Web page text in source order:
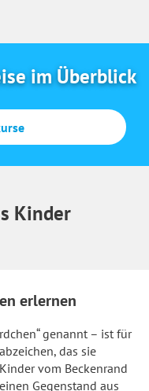
im Überblick
Kinder
erlernen
genannt – ist für
das sie
vom Beckenrand
Gegenstand aus